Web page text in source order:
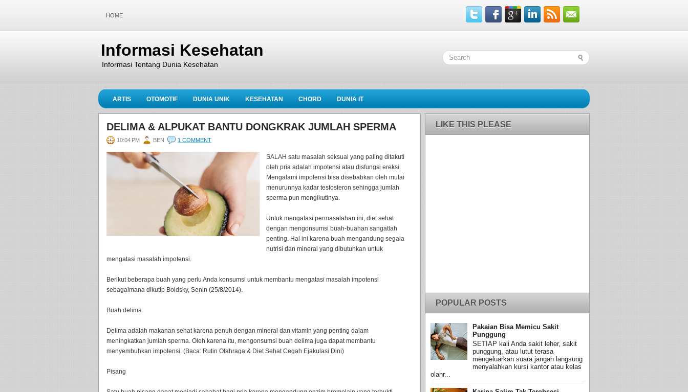
HOME
Informasi Kesehatan
Informasi Tentang Dunia Kesehatan
ARTIS OTOMOTIF DUNIA UNIK KESEHATAN CHORD DUNIA IT
DELIMA & ALPUKAT BANTU DONGKRAK JUMLAH SPERMA
10:04 PM BEN 1 COMMENT
SALAH satu masalah seksual yang paling ditakuti
oleh pria adalah impotensi atau disfungsi ereksi.
Mengalami impotensi bisa disebabkan oleh mulai
menurunnya kadar testosteron sehingga jumlah
sperma pun mengikutinya.
Untuk mengatasi permasalahan ini, diet sehat
dengan mengonsumsi buah-buahan sangatlah
penting. Hal ini karena buah mengandung segala
nutrisi dan mineral yang dibutuhkan untuk
mengatasi masalah impotensi.
Berikut beberapa buah yang perlu Anda konsumsi untuk membantu mengatasi masalah impotensi
sebagaimana dikutip Boldsky, Senin (25/8/2014).
Buah delima
Delima adalah makanan sehat karena penuh dengan mineral dan vitamin yang penting dalam
meningkatkan jumlah sperma. Oleh karena itu, mengonsumsi buah delima juga dapat membantu
menyembuhkan impotensi. (Baca: Rutin Olahraga & Diet Sehat Cegah Ejakulasi Dini)
Pisang
LIKE THIS PLEASE
POPULAR POSTS
Pakaian Bisa Memicu Sakit
Punggung
SETIAP kali Anda sakit leher, sakit
punggung, atau lutut terasa
mengeluarkan suara jangan langsung
menyalahkan kursi kantor atau kelas
olahr...